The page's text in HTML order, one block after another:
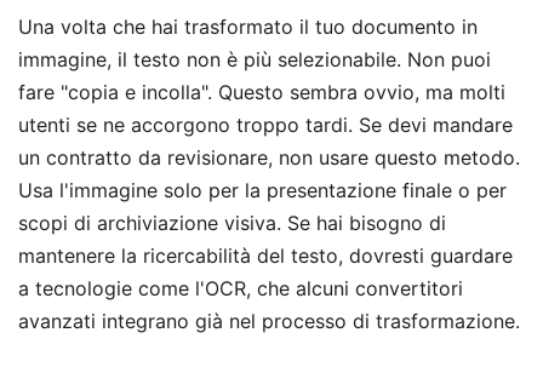
Una volta che hai trasformato il tuo documento in
immagine, il testo non è più selezionabile. Non puoi
fare "copia e incolla". Questo sembra ovvio, ma molti
utenti se ne accorgono troppo tardi. Se devi mandare
un contratto da revisionare, non usare questo metodo.
Usa l'immagine solo per la presentazione finale o per
scopi di archiviazione visiva. Se hai bisogno di
mantenere la ricercabilità del testo, dovresti guardare
a tecnologie come l'OCR, che alcuni convertitori
avanzati integrano già nel processo di trasformazione.